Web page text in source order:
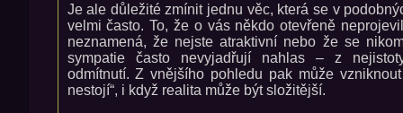
Je ale důležité zmínit jednu věc, která se v
velmi často. To, že o vás někdo otevřeně
neznamená, že nejste atraktivní nebo že se
sympatie často nevyjadřují nahlas – z
odmítnutí. Z vnějšího pohledu pak může
nestojí“, i když realita může být složitější.